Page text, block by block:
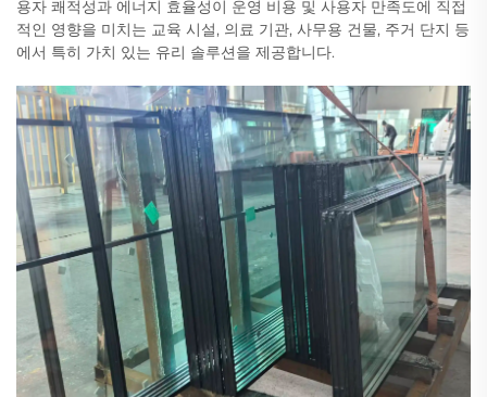
용자 쾌적성과 에너지 효율성이 운영 비용 및 사용자 만족도에 직접
적인 영향을 미치는 교육 시설, 의료 기관, 사무용 건물, 주거 단지 등
에서 특히 가치 있는 유리 솔루션을 제공합니다.